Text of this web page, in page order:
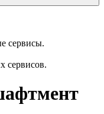
сервисы.
сервисов.